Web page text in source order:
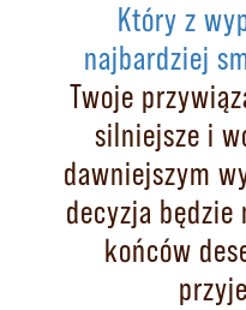
Który z
najbardziej
Twoje
silniejsze i
dawniejszym
decyzja będzie
końców